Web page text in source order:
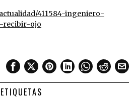
411584-ingeniero-
recibir-ojo
ETIQUETAS